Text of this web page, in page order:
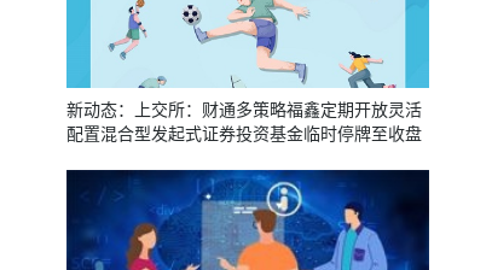
新动态：上交所：财通多策略福鑫定期开放灵活
配置混合型发起式证券投资基金临时停牌至收盘